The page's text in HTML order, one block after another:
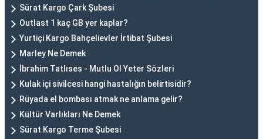
Sürat Kargo Çark Şubesi
Outlast 1 kaç GB yer kaplar?
Yurtiçi Kargo Bahçelievler İrtibat Şubesi
Marley Ne Demek
İbrahim Tatlıses - Mutlu Ol Yeter Sözleri
Kulak içi sivilcesi hangi hastalığın belirtisidir?
Rüyada el bombası atmak ne anlama gelir?
Kültür Varlıkları Ne Demek
Sürat Kargo Terme Şubesi